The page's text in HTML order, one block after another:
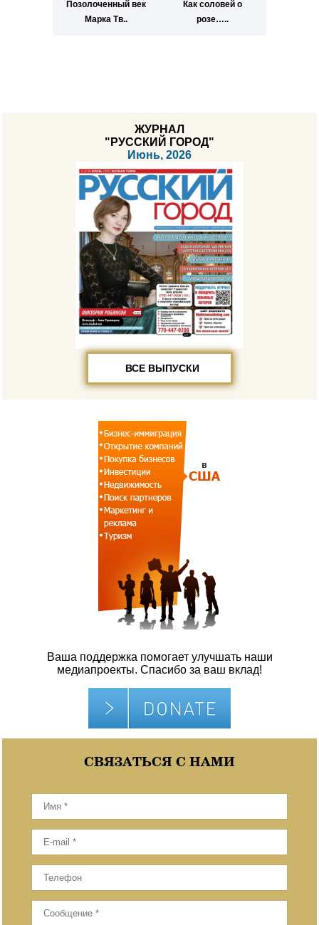
Позолоченный век
Марка Тв..
Как соловей о
розе…..
ЖУРНАЛ
"РУССКИЙ ГОРОД"
Июнь, 2026
ВСЕ ВЫПУСКИ
Ваша поддержка помогает улучшать наши
медиапроекты. Спасибо за ваш вклад!
СВЯЗАТЬСЯ С НАМИ